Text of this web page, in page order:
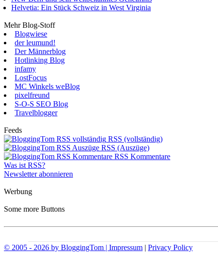
Helvetia: Ein Stück Schweiz in West Virginia
Mehr Blog-Stoff
Blogwiese
der leumund!
Der Männerblog
Hotlinking Blog
infamy
LostFocus
MC Winkels weBlog
pixelfreund
S-O-S SEO Blog
Travelblogger
Feeds
RSS (vollständig)
RSS (Auszüge)
RSS Kommentare
Was ist RSS?
Newsletter abonnieren
Werbung
Some more Buttons
© 2005 - 2026 by BloggingTom | Impressum | Privacy Policy